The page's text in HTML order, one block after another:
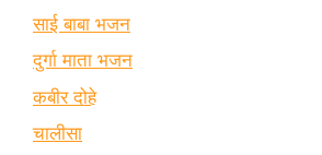
साई बाबा भजन
दुर्गा माता भजन
कबीर दोहे
चालीसा